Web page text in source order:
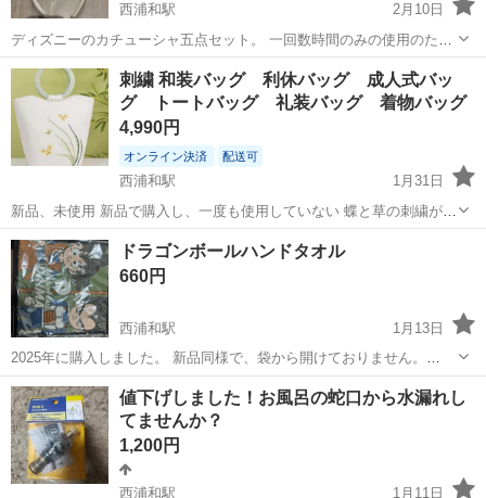
西浦和駅
2月10日
ディズニーのカチューシャ五点セット。 一回数時間のみの使用のため
美品です 単品購入希望の方はお問い合わせください！ 自宅まで取りに
来れる方でお願いいたします #ディズニー #カチューシャ
埼玉 さいたま市 西浦和駅 その他 カチューシャ
刺繍 和装バッグ 利休バッグ 成人式バッ
グ トートバッグ 礼装バッグ 着物バッグ
4,990円
オンライン決済 配送可
西浦和駅
1月31日
新品、未使用 新品で購入し、一度も使用していない 蝶と草の刺繍が施
されたホワイトの小型バッグ。円形ハンドルが特徴的。 - 色: ホワイト
- デザイン: 蝶と草の刺繍 - ハンドル: 円形ハンドル - 素材: 布製 - ...
埼玉 さいたま市 西浦和駅 その他
ドラゴンボールハンドタオル
660円
西浦和駅
1月13日
2025年に購入しました。 新品同様で、袋から開けておりません。
【購入時価格】880円 ドタキャンしない方、中古品であることをご了
承いただける方のみお問い合わせください。 よろしくおねがいしま
す。
埼玉 さいたま市 西浦和駅 その他 ドラゴンボール
値下げしました！お風呂の蛇口から水漏れし
てませんか？
1,200円
西浦和駅 1月11日